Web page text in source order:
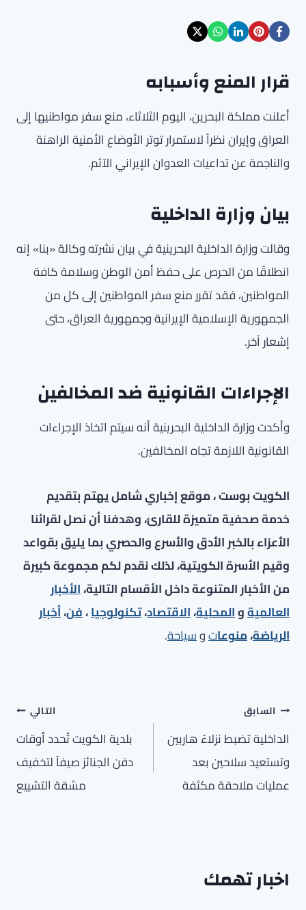
قرار المنع وأسبابه
أعلنت مملكة البحرين، اليوم الثلاثاء، منع سفر مواطنيها إلى
العراق وإيران نظراً لاستمرار توتر الأوضاع الأمنية الراهنة
والناجمة عن تداعيات العدوان الإيراني الآثم.
بيان وزارة الداخلية
وقالت وزارة الداخلية البحرينية في بيان نشرته وكالة «بنا» إنه
انطلاقًا من الحرص على حفظ أمن الوطن وسلامة كافة
المواطنين، فقد تقرر منع سفر المواطنين إلى كل من
الجمهورية الإسلامية الإيرانية وجمهورية العراق، حتى
إشعار آخر.
الإجراءات القانونية ضد المخالفين
وأكدت وزارة الداخلية البحرينية أنه سيتم اتخاذ الإجراءات
القانونية اللازمة تجاه المخالفين.
الكويت بوست ، موقع إخباري شامل يهتم بتقديم
خدمة صحفية متميزة للقارئ، وهدفنا أن نصل لقرائنا
الأعزاء بالخبر الأدق والأسرع والحصري بما يليق بقواعد
وقيم الأسرة الكويتية، لذلك نقدم لكم مجموعة كبيرة
من الأخبار المتنوعة داخل الأقسام التالية،الأخبار
العالميةوالمحلية،الاقتصاد،تكنولوجيا،فن،أخبار
الرياضة،منوعاتوسياحة.
تصفّح
المقالات
السابق
الداخلية تضبط نزلاءً هاربين
وتستعيد سلاحين بعد
عمليات ملاحقة مكثفة
التالي
بلدية الكويت تُحدد أوقات
دفن الجنائز صيفاً لتخفيف
مشقة التشييع
اخبار تهمك